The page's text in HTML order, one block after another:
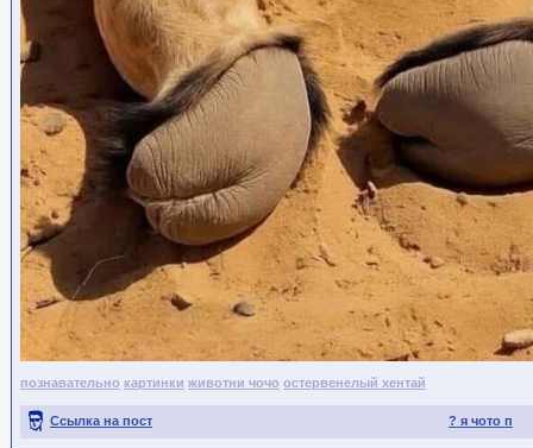
познавательно картинки животни чочо остервенелый хентай
? я чото п
Ссылка на пост